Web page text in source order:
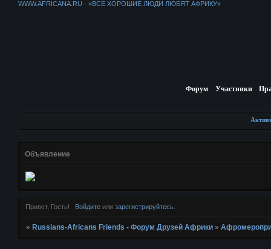
WWW.AFRICANA.RU - «ВСЕ ХОРОШИЕ ЛЮДИ ЛЮБЯТ АФРИКУ»
Форум Участники
Объявление
Привет, Гость! Войдитеили зарегистрируйтесь.
» Russians-Africans Friends - Форум Друзей Африки »